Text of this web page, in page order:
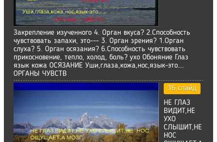
Закрепление изученного 4. Орган вкуса? 2.Способность
чувствовать запахи, это--- 3. Орган зрения? 1.Орган
слуха? 5. Орган осязания? 6.Способность чувствовать
прикосновение, тепло, холод, боль? ухо Обоняние Глаз
язык кожа ОСЯЗАНИЕ Уши,глаза,кожа,нос,язык-это….
ОРГАНЫ ЧУВСТВ
16 слайд
НЕ ГЛАЗ
ВИДИТ,НЕ
УХО
СЛЫШИТ,НЕ
НОС